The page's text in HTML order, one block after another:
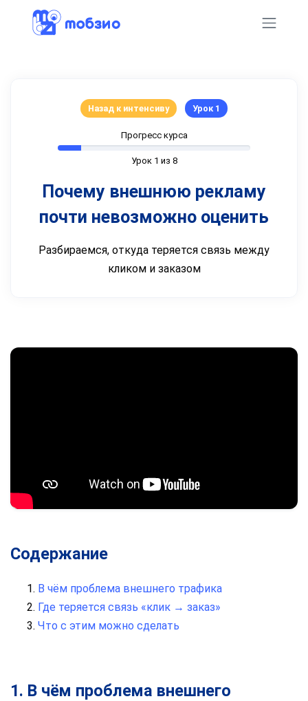
Назад к интенсиву Урок 1
Прогресс курса
Урок 1 из 8
Почему внешнюю рекламу
почти невозможно оценить
Разбираемся, откуда теряется связь между
кликом и заказом
Содержание
В чём проблема внешнего трафика
Где теряется связь «клик → заказ»
Что с этим можно сделать
1. В чём проблема внешнего